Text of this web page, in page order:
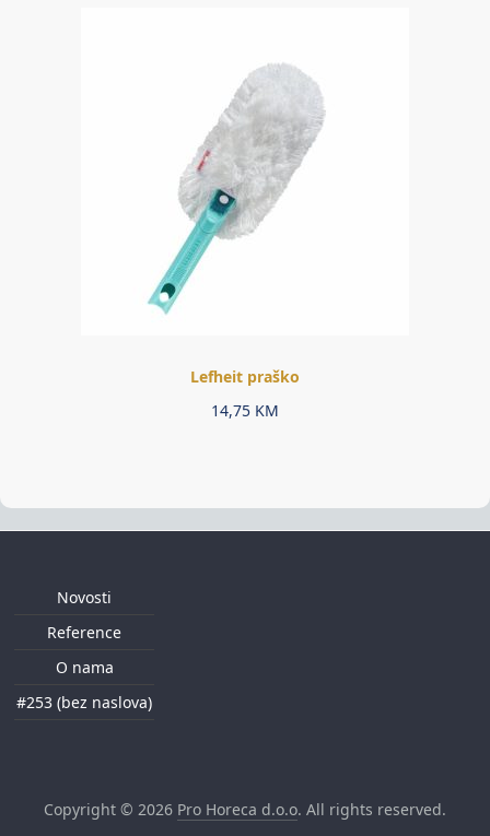
Lefheit praško
14,75 KM
Novosti
Reference
O nama
#253 (bez naslova)
Copyright © 2026 Pro Horeca d.o.o. All rights reserved.